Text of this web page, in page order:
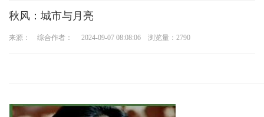
与
秋风：城市与月亮
来源： 综合作者： 2024-09-07 08:08:06 浏览量： 2790